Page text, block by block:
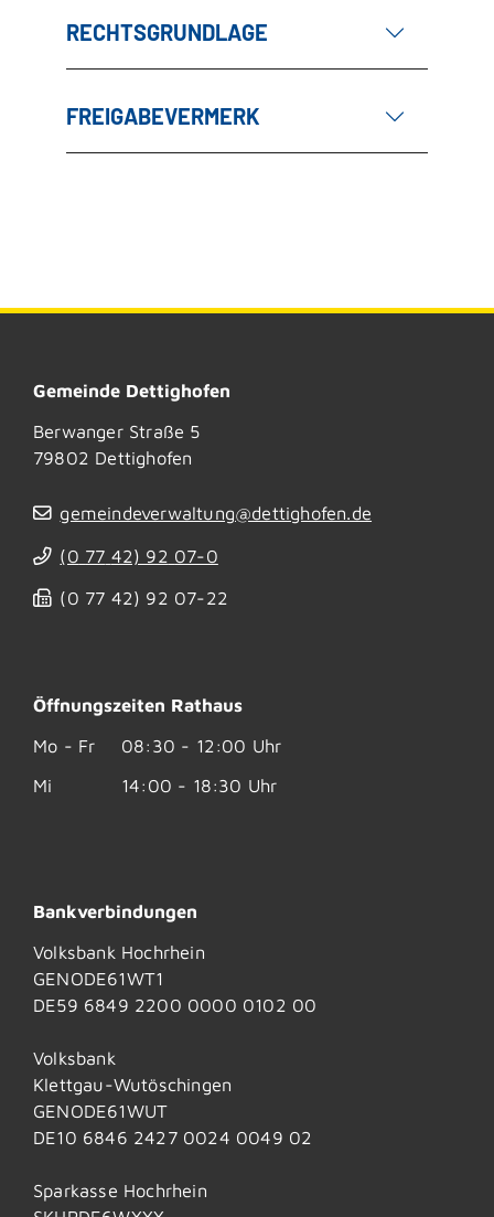
RECHTSGRUNDLAGE
FREIGABEVERMERK
Gemeinde Dettighofen
Berwanger Straße 5
79802 Dettighofen
gemeindeverwaltung@dettighofen.de
(0 77 42) 92 07-0
(0 77 42) 92 07-22
Öffnungszeiten Rathaus
Mo - Fr
08:30 - 12:00 Uhr
Mi
14:00 - 18:30 Uhr
Bankverbindungen
Volksbank Hochrhein
GENODE61WT1
DE59 6849 2200 0000 0102 00
Volksbank
Klettgau-Wutöschingen
GENODE61WUT
DE10 6846 2427 0024 0049 02
Sparkasse Hochrhein